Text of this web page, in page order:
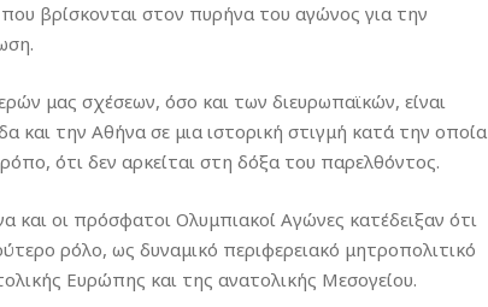
βρίσκονται στον πυρήνα του αγώνος για την
μας σχέσεων, όσο και των διευρωπαϊκών, είναι
και την Αθήνα σε μια ιστορική στιγμή κατά την οποία
ότι δεν αρκείται στη δόξα του παρελθόντος.
και οι πρόσφατοι Ολυμπιακοί Αγώνες κατέδειξαν ότι
ρόλο, ως δυναμικό περιφερειακό μητροπολιτικό
Ευρώπης και της ανατολικής Μεσογείου.